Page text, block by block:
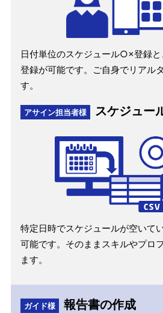
日付単位のスケジュール○×登録
登録が可能です。ご自身でリアル
す。
アサイン担当者様 スケジュー
特定日時でスケジュールが空いて
可能です。そのままスキルやプロ
ます。
ガイド様 報告書の作成